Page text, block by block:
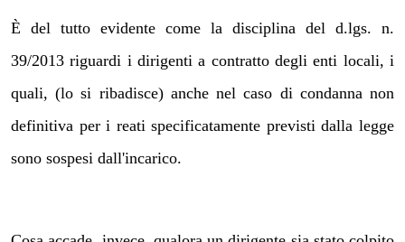
È del tutto evidente come la disciplina del d.lgs. n.
39/2013 riguardi i dirigenti a contratto degli enti locali, i
quali, (lo si ribadisce) anche nel caso di condanna non
definitiva per i reati specificatamente previsti dalla legge
sono sospesi dall'incarico.